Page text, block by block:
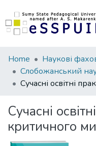
Communities
&
Collections
Statistics
Home
Сучасні
критичного